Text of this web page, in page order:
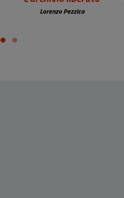
Lorenzo Pezzica